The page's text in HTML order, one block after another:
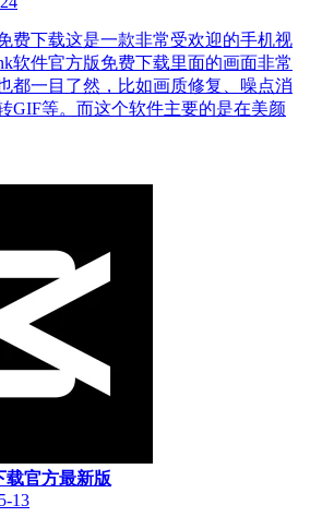
费下载这是一款非常受欢迎的手机视
软件官方版免费下载里面的画面非常
都一目了然，比如画质修复、噪点消
GIF等。而这个软件主要的是在美颜
载官方最新版
13